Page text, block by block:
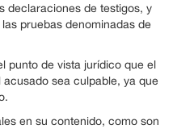
declaraciones de testigos, y
pruebas denominadas de
punto de vista jurídico que el
sea culpable, ya que
en su contenido, como son